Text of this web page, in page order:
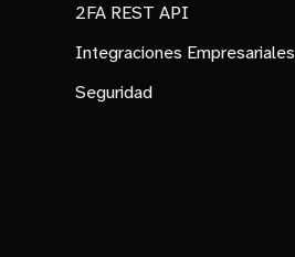
2FA REST API
Integraciones Empresariales
Seguridad